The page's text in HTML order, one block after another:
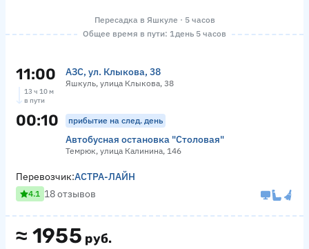
Пересадка в Яшкуле · 5 часов
Общее время в пути: 1 день 5 часов
11:00 АЗС, ул. Клыкова, 38
Яшкуль, улица Клыкова, 38
13 ч 10 м
в пути
00:10 прибытие на след. день
Автобусная остановка "Столовая"
Темрюк, улица Калинина, 146
≈ 1955 руб.
Перевозчик:АСТРА-ЛАЙН
4.1 18 отзывов